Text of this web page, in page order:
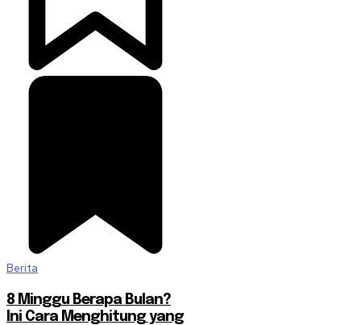
Berita
8 Minggu Berapa Bulan?
Ini Cara Menghitung yang